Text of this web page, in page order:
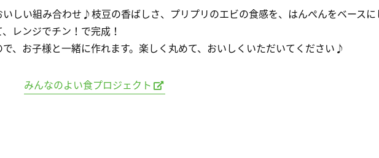
しい組み合わせ♪枝豆の香ばしさ、プリプリのエビの食感を、はんぺんをベースに
レンジでチン！で完成！
、お子様と一緒に作れます。楽しく丸めて、おいしくいただいてください♪
みんなのよい食プロジェクト